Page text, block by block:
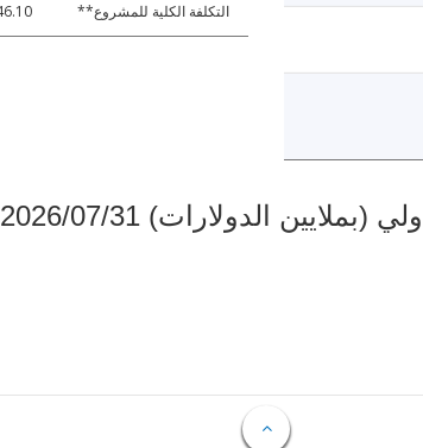
التكلفة الكلية للمشروع**
الدولارات) 2026/07/31